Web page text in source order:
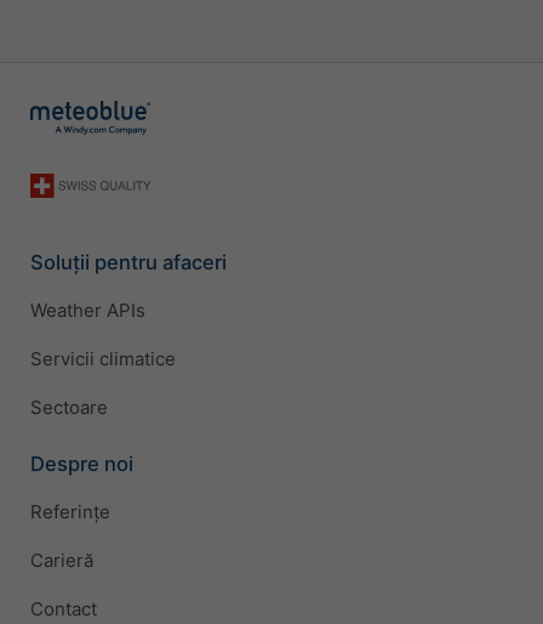
Soluții pentru afaceri
Weather APIs
Servicii climatice
Sectoare
Despre noi
Referințe
Carieră
Contact